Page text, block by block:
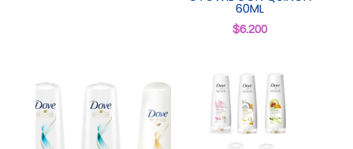
60ML
$6.200